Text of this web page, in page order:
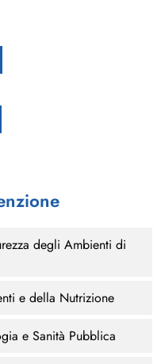
degli Ambienti di
e della Nutrizione
e Sanità Pubblica